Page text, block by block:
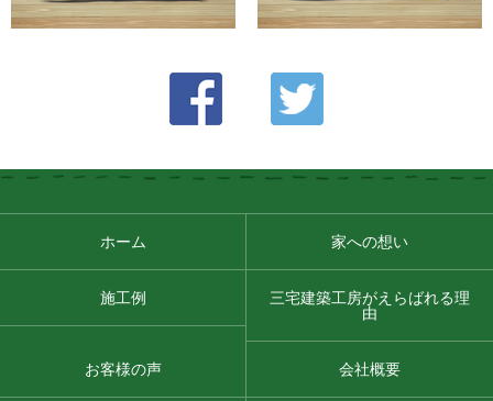
ホーム 家への想い
施工例
三宅建築工房がえらばれる理
由
お客様の声 会社概要